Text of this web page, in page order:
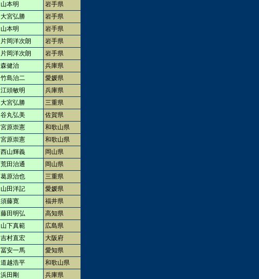
山本明
岩手県
大宮弘勝
岩手県
山本明
岩手県
片岡洋次朗
岩手県
片岡洋次朗
岩手県
森健治
兵庫県
竹島治二
愛媛県
江頭敏明
兵庫県
大宮弘勝
三重県
谷丸弘美
佐賀県
宮原崇憲
和歌山県
宮原崇憲
和歌山県
西山輝義
岡山県
荒田治通
岡山県
葛原治也
三重県
山田洋記
愛媛県
須藤寛
福井県
藤田明弘
高知県
山下真範
広島県
吉村直宏
大阪府
冨安一馬
愛知県
道越浩平
和歌山県
浜田剛
兵庫県